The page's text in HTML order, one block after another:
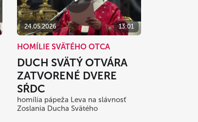
24.05.2026 13:01
HOMÍLIE SVÄTÉHO OTCA
DUCH SVÄTÝ OTVÁRA
ZATVORENÉ DVERE
SŔDC
homília pápeža Leva na slávnosť
Zoslania Ducha Svätého